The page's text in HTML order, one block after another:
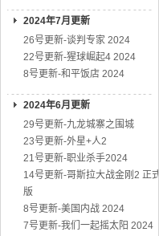
2024年7月更新
26号更新-谈判专家 2024
22号更新-猩球崛起4 2024
8号更新-和平饭店 2024
2024年6月更新
29号更新-九龙城寨之围城
23号更新-外星+人2
21号更新-职业杀手2024
14号更新-哥斯拉大战金刚2 正式
版
8号更新-美国内战 2024
7号更新-我们一起摇太阳 2024